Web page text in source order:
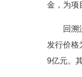
金，为项
回溯
发行价格
9亿元。